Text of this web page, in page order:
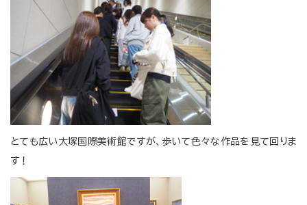
とても広い大塚国際美術館ですが、歩いて色々な作品を見て回りま
す！